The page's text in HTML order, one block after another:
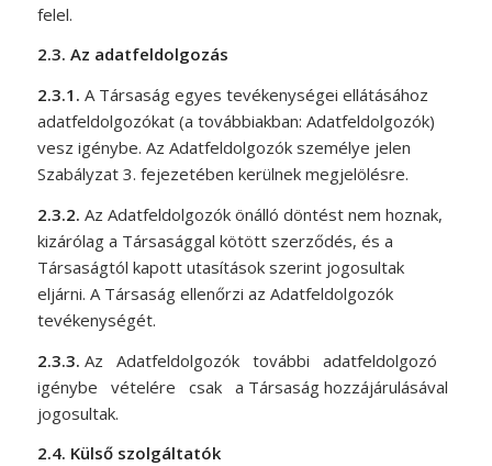
felel.
2.3. Az adatfeldolgozás
2.3.1. A Társaság egyes tevékenységei ellátásához
adatfeldolgozókat (a továbbiakban: Adatfeldolgozók)
vesz igénybe. Az Adatfeldolgozók személye jelen
Szabályzat 3. fejezetében kerülnek megjelölésre.
2.3.2. Az Adatfeldolgozók önálló döntést nem hoznak,
kizárólag a Társasággal kötött szerződés, és a
Társaságtól kapott utasítások szerint jogosultak
eljárni. A Társaság ellenőrzi az Adatfeldolgozók
tevékenységét.
2.3.3. Az Adatfeldolgozók további adatfeldolgozó
igénybe vételére csak a Társaság hozzájárulásával
jogosultak.
2.4. Külső szolgáltatók